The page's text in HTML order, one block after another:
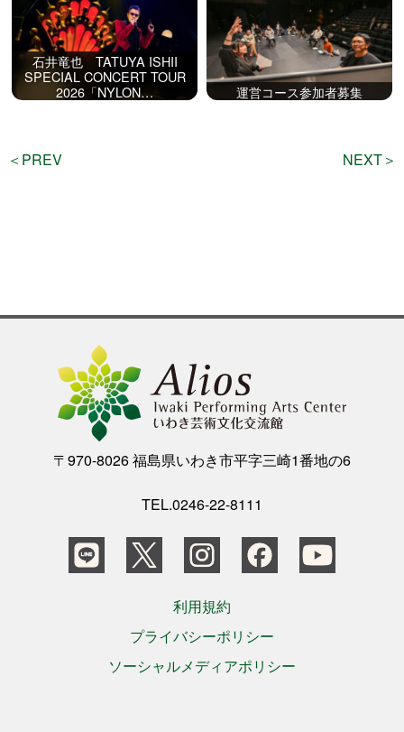
石井竜也 TATUYA ISHII
SPECIAL CONCERT TOUR
2026「NYLON…
運営コース参加者募集
＜PREV NEXT＞
〒970-8026 福島県いわき市平字三崎1番地の6
TEL.0246-22-8111
利用規約
プライバシーポリシー
ソーシャルメディアポリシー